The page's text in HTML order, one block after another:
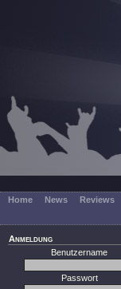
Home News Reviews
Anmeldung
Benutzername
Passwort